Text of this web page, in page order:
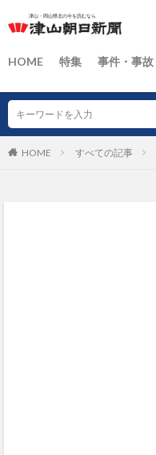
HOME 特集 事件・事故
HOME すべての記事